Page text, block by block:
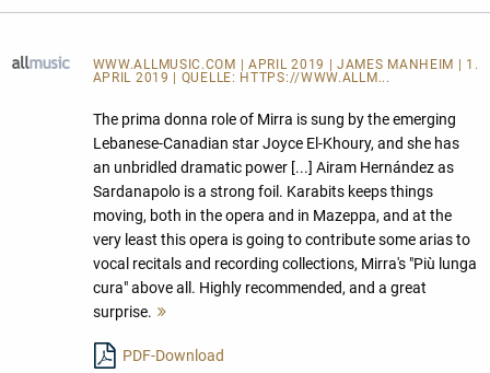
WWW.ALLMUSIC.COM | APRIL 2019 | JAMES MANHEIM | 1.
APRIL 2019 | QUELLE: HTTPS://WWW.ALLM...
The prima donna role of Mirra is sung by the emerging
Lebanese-Canadian star Joyce El-Khoury, and she has
an unbridled dramatic power [...] Airam Hernández as
Sardanapolo is a strong foil. Karabits keeps things
moving, both in the opera and in Mazeppa, and at the
very least this opera is going to contribute some arias to
vocal recitals and recording collections, Mirra's "Più lunga
cura" above all. Highly recommended, and a great
surprise.
PDF-Download